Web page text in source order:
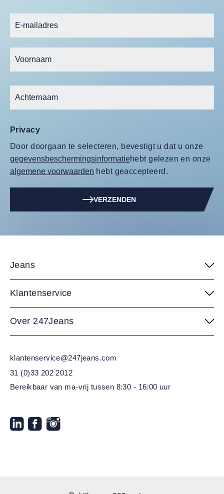
Privacy
Door doorgaan te selecteren, bevestigt u dat u onze
gegevensbeschermingsinformatiehebt gelezen en onze
algemene voorwaarden hebt geaccepteerd.
VERZENDEN
Jeans
Klantenservice
Over 247Jeans
klantenservice@247jeans.com
31 (0)33 202 2012
Bereikbaar van ma-vrij tussen 8:30 - 16:00 uur